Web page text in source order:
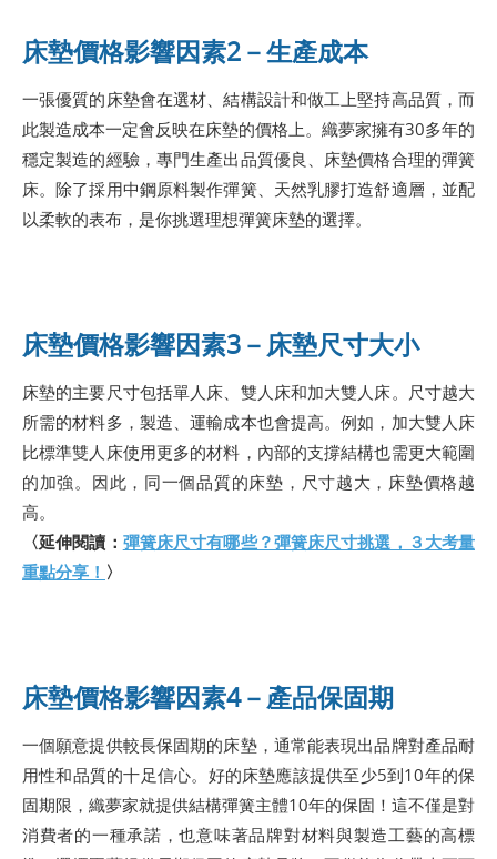
床墊價格影響因素2－生產成本
一張優質的床墊會在選材、結構設計和做工上堅持高品質，而
此製造成本一定會反映在床墊的價格上。織夢家擁有30多年的
穩定製造的經驗，專門生產出品質優良、床墊價格合理的彈簧
床。除了採用中鋼原料製作彈簧、天然乳膠打造舒適層，並配
以柔軟的表布，是你挑選理想彈簧床墊的選擇。
床墊價格影響因素3－床墊尺寸大小
床墊的主要尺寸包括單人床、雙人床和加大雙人床。尺寸越大
所需的材料多，製造、運輸成本也會提高。例如，加大雙人床
比標準雙人床使用更多的材料，內部的支撐結構也需更大範圍
的加強。因此，同一個品質的床墊，尺寸越大，床墊價格越
高。
〈延伸閱讀： 彈簧床尺寸有哪些？彈簧床尺寸挑選，３大考量
重點分享！ 〉
床墊價格影響因素4－產品保固期
一個願意提供較長保固期的床墊，通常能表現出品牌對產品耐
用性和品質的十足信心。好的床墊應該提供至少5到10年的保
固期限，織夢家就提供結構彈簧主體10年的保固！這不僅是對
消費者的一種承諾，也意味著品牌對材料與製造工藝的高標